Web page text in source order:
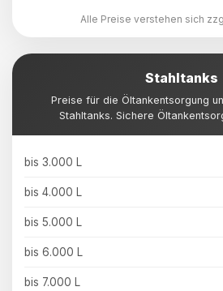
Alle Preise verstehen sich
Stahltanks
Preise für die Öltankentsorgung
Stahltanks. Sichere
bis 3.000 L
bis 4.000 L
bis 5.000 L
bis 6.000 L
bis 7.000 L